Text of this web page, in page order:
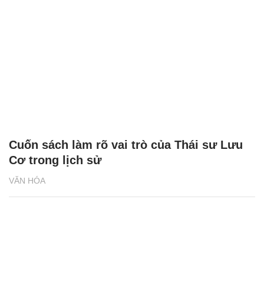
VĂN HÓA
Cuốn sách làm rõ vai trò của Thái sư Lưu
Cơ trong lịch sử